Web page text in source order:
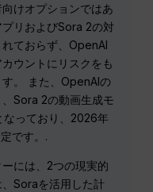
けオプションではあ
リおよびSora 2の対
ておらず、OpenAI
ウントにリスクをも
。 また、OpenAIの
Sora 2の動画生成モ
っており、2026年
です。.
には、2つの現実的
Soraを活用した計